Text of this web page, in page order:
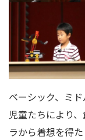
ベーシック、ミ
児童たちにより
ラから着想を得